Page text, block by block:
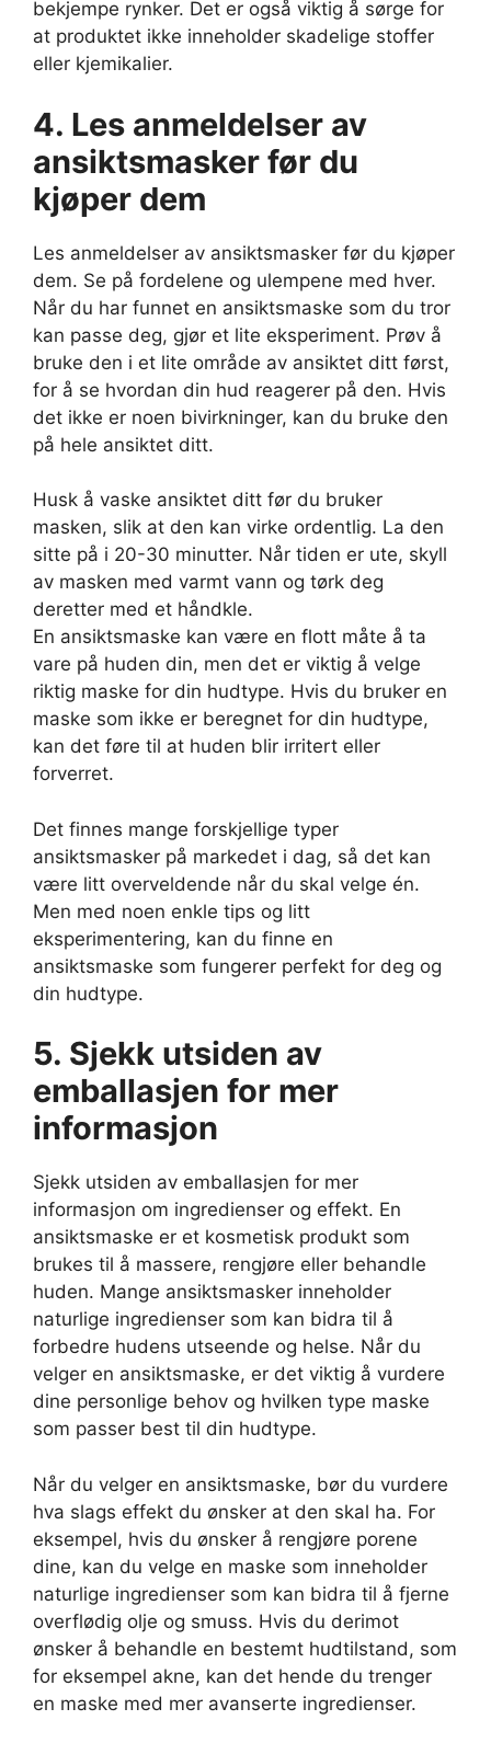
bekjempe rynker. Det er også viktig å sørge for
at produktet ikke inneholder skadelige stoffer
eller kjemikalier.
4. Les anmeldelser av
ansiktsmasker før du
kjøper dem
Les anmeldelser av ansiktsmasker før du kjøper
dem. Se på fordelene og ulempene med hver.
Når du har funnet en ansiktsmaske som du tror
kan passe deg, gjør et lite eksperiment. Prøv å
bruke den i et lite område av ansiktet ditt først,
for å se hvordan din hud reagerer på den. Hvis
det ikke er noen bivirkninger, kan du bruke den
på hele ansiktet ditt.
Husk å vaske ansiktet ditt før du bruker
masken, slik at den kan virke ordentlig. La den
sitte på i 20-30 minutter. Når tiden er ute, skyll
av masken med varmt vann og tørk deg
deretter med et håndkle.
En ansiktsmaske kan være en flott måte å ta
vare på huden din, men det er viktig å velge
riktig maske for din hudtype. Hvis du bruker en
maske som ikke er beregnet for din hudtype,
kan det føre til at huden blir irritert eller
forverret.
Det finnes mange forskjellige typer
ansiktsmasker på markedet i dag, så det kan
være litt overveldende når du skal velge én.
Men med noen enkle tips og litt
eksperimentering, kan du finne en
ansiktsmaske som fungerer perfekt for deg og
din hudtype.
5. Sjekk utsiden av
emballasjen for mer
informasjon
Sjekk utsiden av emballasjen for mer
informasjon om ingredienser og effekt. En
ansiktsmaske er et kosmetisk produkt som
brukes til å massere, rengjøre eller behandle
huden. Mange ansiktsmasker inneholder
naturlige ingredienser som kan bidra til å
forbedre hudens utseende og helse. Når du
velger en ansiktsmaske, er det viktig å vurdere
dine personlige behov og hvilken type maske
som passer best til din hudtype.
Når du velger en ansiktsmaske, bør du vurdere
hva slags effekt du ønsker at den skal ha. For
eksempel, hvis du ønsker å rengjøre porene
dine, kan du velge en maske som inneholder
naturlige ingredienser som kan bidra til å fjerne
overflødig olje og smuss. Hvis du derimot
ønsker å behandle en bestemt hudtilstand, som
for eksempel akne, kan det hende du trenger
en maske med mer avanserte ingredienser.